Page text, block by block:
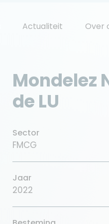
Actualiteit Over
Mondelez
de LU
Sector
FMCG
Jaar
2022